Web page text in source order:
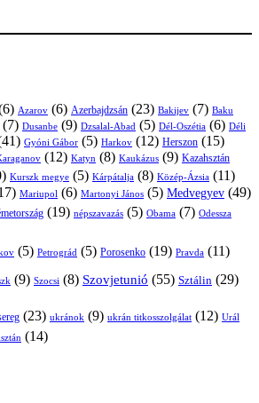
Azarov (6) Azerbajdzsán (23) Bakijev (7) Baku
(7) Dusanbe (9) Dzsalal-Abad (5) Dél-Oszétia (6) Déli
Gyóni Gábor (5) Harkov (12) Herszon (15)
(12) Katyn (8) Kaukázus (9) Kazahsztán
Kurszk megye (5) Kárpátalja (8) Közép-Ázsia (11)
Mariupol (6) Martonyi János (5) Medvegyev (49)
(19) népszavazás (5) Obama (7) Odessza
(5) Petrográd (5) Porosenko (19) Pravda (11)
(9) Szocsi (8) Szovjetunió (55) Sztálin (29)
(23) ukránok (9) ukrán titkosszolgálat (12) Urál
(14)